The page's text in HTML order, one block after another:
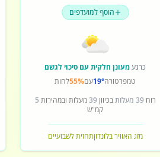
הוסף למועדפים
כרגעמעונן חלקית עם סיכוי לגשם
טמפרטורה19°עם55%לחות
רוח39 מעלות בכיוון39מעלות ובמהירות 5
קמ"ש
מזג האוויר בלונדוןתחזית לשבועיים